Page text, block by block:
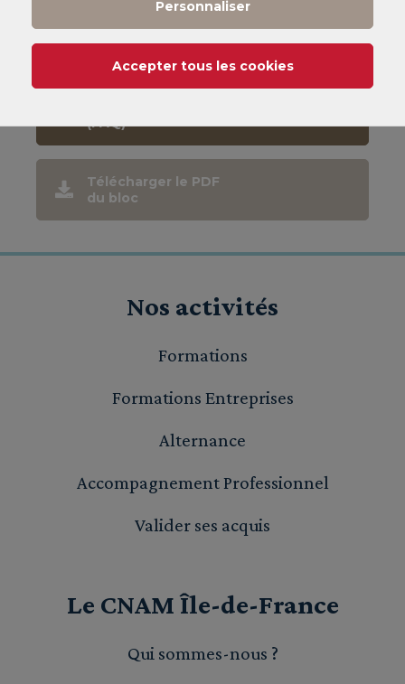
CNAM
Mode d'emploi
(FAQ)
Télécharger le PDF
du bloc
Nos activités
Formations
Formations Entreprises
Alternance
Accompagnement Professionnel
Valider ses acquis
Le CNAM Île-de-France
Qui sommes-nous ?
Personnaliser
Accepter tous les cookies